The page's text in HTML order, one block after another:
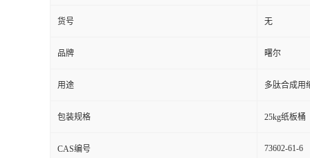
货号 无
品牌 曙尔
用途 多肽合成用
包装规格 25kg纸板桶
CAS编号 73602-61-6